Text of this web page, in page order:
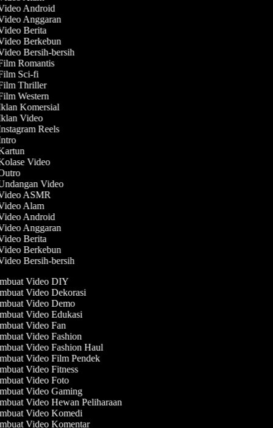
Android
Anggaran
Berita
Berkebun
Bersih-bersih
Romantis
Sci-fi
Film Thriller
Western
Komersial
Video
Reels
Video
Video
ASMR
Alam
Android
Anggaran
Berita
Berkebun
Bersih-bersih
Video DIY
Video Dekorasi
Video Demo
Video Edukasi
Video Fan
Video Fashion
Video Fashion Haul
Video Film Pendek
Video Fitness
Video Foto
Video Gaming
Video Hewan Peliharaan
Video Komedi
Video Komentar